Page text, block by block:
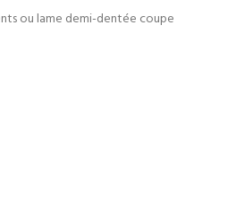
ou lame demi-dentée coupe